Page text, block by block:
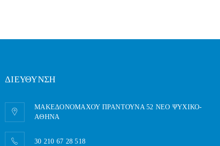
ΔΙΕΥΘΥΝΣΗ
ΜΑΚΕΔΟΝΟΜΑΧΟΥ ΠΡΑΝΤΟΥΝΑ 52 ΝΕΟ ΨΥΧΙΚΟ-
AΘΗΝΑ
30 210 67 28 518